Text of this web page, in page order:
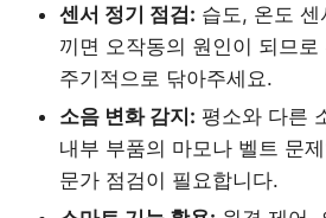
센서 정기 점검: 습도, 온도 센
끼면 오작동의 원인이 되므로
주기적으로 닦아주세요.
소음 변화 감지: 평소와 다른
내부 부품의 마모나 벨트 문
문가 점검이 필요합니다.